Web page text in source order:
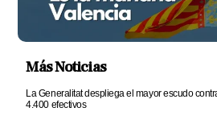
Más Noticias
La Generalitat despliega el mayor escudo
4.400 efectivos